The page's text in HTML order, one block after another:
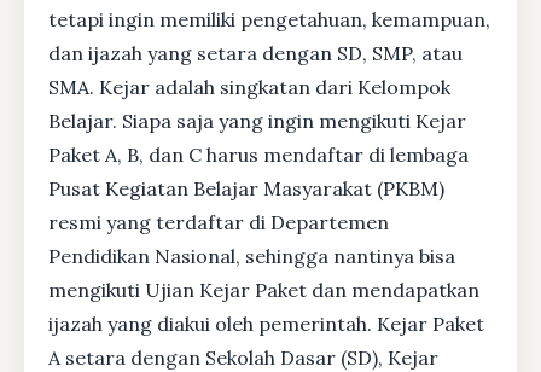
tetapi ingin memiliki pengetahuan, kemampuan,
dan ijazah yang setara dengan SD, SMP, atau
SMA. Kejar adalah singkatan dari Kelompok
Belajar. Siapa saja yang ingin mengikuti Kejar
Paket A, B, dan C harus mendaftar di lembaga
Pusat Kegiatan Belajar Masyarakat (PKBM)
resmi yang terdaftar di Departemen
Pendidikan Nasional, sehingga nantinya bisa
mengikuti Ujian Kejar Paket dan mendapatkan
ijazah yang diakui oleh pemerintah. Kejar Paket
A setara dengan Sekolah Dasar (SD), Kejar